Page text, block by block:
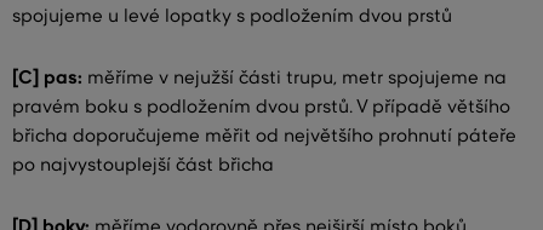
spojujeme u levé lopatky s podložením dvou prstů
[C] pas: měříme v nejužší části trupu, metr spojujeme na
pravém boku s podložením dvou prstů. V případě většího
břicha doporučujeme měřit od největšího prohnutí páteře
po najvystouplejší část břicha